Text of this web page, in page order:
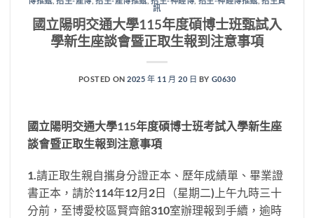
訊
國立陽明交通大學115年度碩博士班甄試入
學新生座談會暨正取生報到注意事項
POSTED ON2025 年 11 月 20 日 BY G0630
國立陽明交通大學115年度碩博士班考試入學新生座
談會暨正取生報到注意事項
1.請正取生親自攜身分證正本、歷年成績單、畢業證
書正本，請於114年12月2日（星期二)上午九時三十
分前，至博愛校區賢齊館310室辦理報到手續，逾時